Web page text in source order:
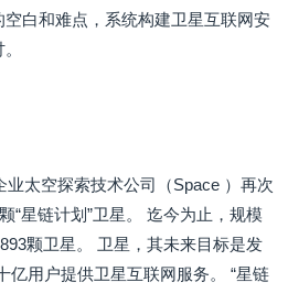
白和难点，系统构建卫星互联网安
业太空探索技术公司（Space ）再次
“星链计划”卫星。 迄今为止，规模
颗卫星。 卫星，其未来目标是发
亿用户提供卫星互联网服务。 “星链